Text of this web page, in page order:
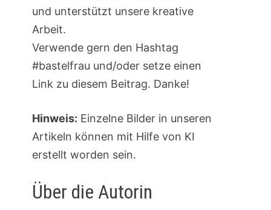
und unterstützt unsere kreative
Arbeit.
Verwende gern den Hashtag
#bastelfrau und/oder setze einen
Link zu diesem Beitrag. Danke!
Hinweis: Einzelne Bilder in unseren
Artikeln können mit Hilfe von KI
erstellt worden sein.
Über die Autorin